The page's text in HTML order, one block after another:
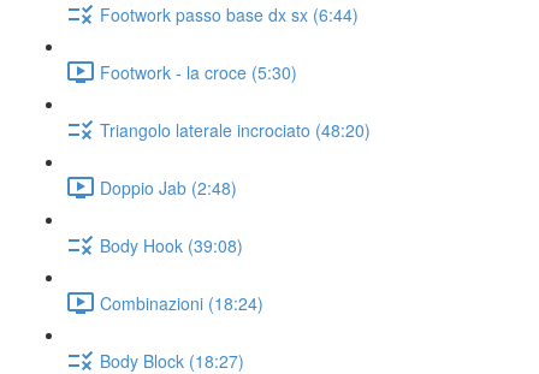
Footwork passo base dx sx (6:44)
Footwork - la croce (5:30)
Triangolo laterale incrociato (48:20)
Doppio Jab (2:48)
Body Hook (39:08)
Combinazioni (18:24)
Body Block (18:27)